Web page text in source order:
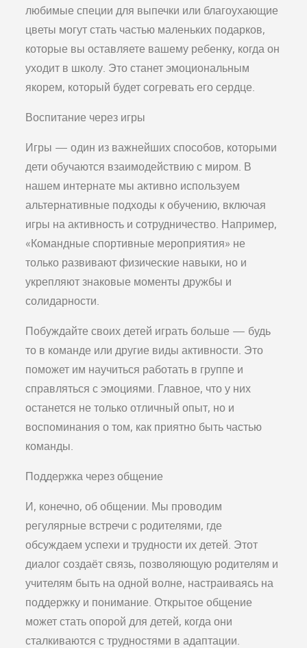
любимые специи для выпечки или благоухающие
цветы могут стать частью маленьких подарков,
которые вы оставляете вашему ребенку, когда он
уходит в школу. Это станет эмоциональным
якорем, который будет согревать его сердце.
Воспитание через игры
Игры — один из важнейших способов, которыми
дети обучаются взаимодействию с миром. В
нашем интернате мы активно используем
альтернативные подходы к обучению, включая
игры на активность и сотрудничество. Например,
«Командные спортивные мероприятия» не
только развивают физические навыки, но и
укрепляют знаковые моменты дружбы и
солидарности.
Побуждайте своих детей играть больше — будь
то в команде или другие виды активности. Это
поможет им научиться работать в группе и
справляться с эмоциями. Главное, что у них
останется не только отличный опыт, но и
воспоминания о том, как приятно быть частью
команды.
Поддержка через общение
И, конечно, об общении. Мы проводим
регулярные встречи с родителями, где
обсуждаем успехи и трудности их детей. Этот
диалог создаёт связь, позволяющую родителям и
учителям быть на одной волне, настраиваясь на
поддержку и понимание. Открытое общение
может стать опорой для детей, когда они
сталкиваются с трудностями в адаптации.